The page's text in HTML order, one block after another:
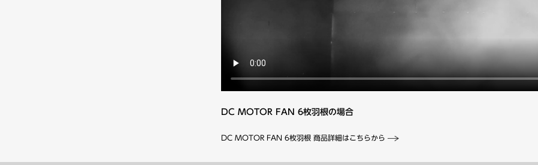
DC MOTOR FAN 6枚羽根の場合
DC MOTOR FAN 6枚羽根 商品詳細はこちらから